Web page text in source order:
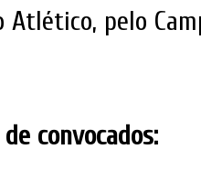
Atlético, pelo
convocados: